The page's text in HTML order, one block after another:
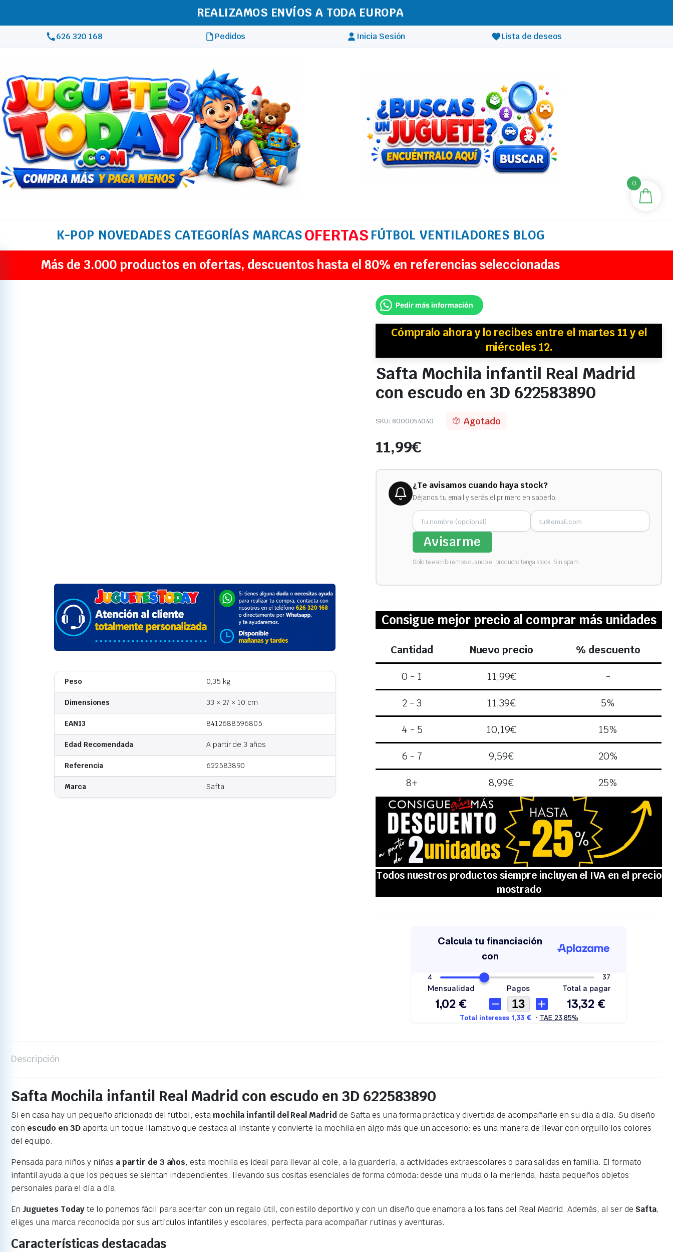
REALIZAMOS ENVÍOS A TODA EUROPA
626 320 168 Pedidos Inicia Sesión Lista de deseos
K-POP NOVEDADES CATEGORÍAS MARCASOFERTAS FÚTBOL VENTILADORES BLOG
Más de 3.000 productos en ofertas, descuentos hasta el 80% en referencias seleccionadas
Peso 0,35 kg
Dimensiones 33 × 27 × 10 cm
EAN13 8412688596805
Edad Recomendada A partir de 3 años
Referencia 622583890
Marca Safta
Pedir más información
Cómpralo ahora y lo recibes entre el martes 11 y el
miércoles 12.
Safta Mochila infantil Real Madrid
con escudo en 3D 622583890
SKU: 8000054040 Agotado
11,99€
¿Te avisamos cuando haya stock?
Déjanos tu email y serás el primero en saberlo.
Avisarme
Solo te escribiremos cuando el producto tenga stock. Sin spam.
Consigue mejor precio al comprar más unidades
Cantidad Nuevo precio % descuento
0 - 1 11,99€ -
2 - 3 11,39€ 5%
4 - 5 10,19€ 15%
6 - 7 9,59€ 20%
8+ 8,99€ 25%
Descripción
Safta Mochila infantil Real Madrid con escudo en 3D 622583890
Si en casa hay un pequeño aficionado del fútbol, esta mochila infantil del Real Madridde Safta es una forma práctica y divertida de acompañarle en su día a día. Su diseño
con escudo en 3Daporta un toque llamativo que destaca al instante y convierte la mochila en algo más que un accesorio: es una manera de llevar con orgullo los colores
del equipo.
Pensada para niños y niñas a partir de 3 años, esta mochila es ideal para llevar al cole, a la guardería, a actividades extraescolares o para salidas en familia. El formato
infantil ayuda a que los peques se sientan independientes, llevando sus cositas esenciales de forma cómoda: desde una muda o la merienda, hasta pequeños objetos
personales para el día a día.
En Juguetes Todayte lo ponemos fácil para acertar con un regalo útil, con estilo deportivo y con un diseño que enamora a los fans del Real Madrid. Además, al ser de Safta,
eliges una marca reconocida por sus artículos infantiles y escolares, perfecta para acompañar rutinas y aventuras.
Características destacadas
0